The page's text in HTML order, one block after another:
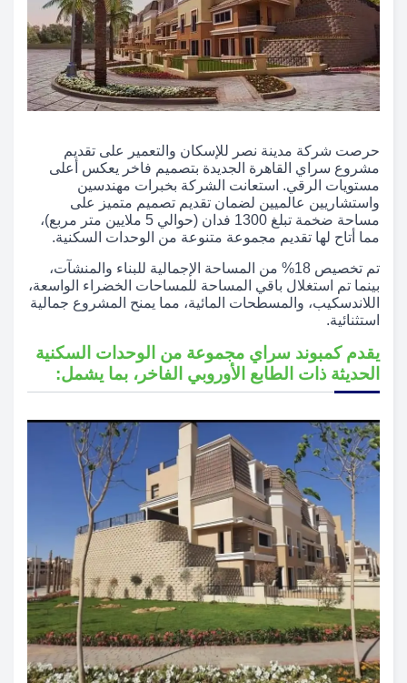
حرصت شركة مدينة نصر للإسكان والتعمير على تقديم
مشروع سراي القاهرة الجديدة بتصميم فاخر يعكس أعلى
مستويات الرقي. استعانت الشركة بخبرات مهندسين
واستشاريين عالميين لضمان تقديم تصميم متميز على
مساحة ضخمة تبلغ 1300 فدان (حوالي 5 ملايين متر مربع)،
مما أتاح لها تقديم مجموعة متنوعة من الوحدات السكنية.
تم تخصيص 18% من المساحة الإجمالية للبناء والمنشآت،
بينما تم استغلال باقي المساحة للمساحات الخضراء الواسعة،
اللاندسكيب، والمسطحات المائية، مما يمنح المشروع جمالية
استثنائية.
يقدم كمبوند سراي مجموعة من الوحدات السكنية
الحديثة ذات الطابع الأوروبي الفاخر، بما يشمل: